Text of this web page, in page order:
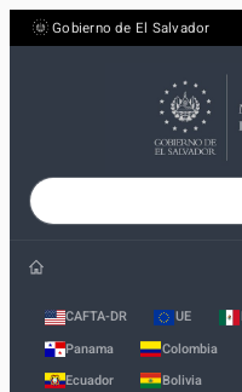
Saltar
al
Gobierno de El Salvador
Buscar
el
CAFTA-DR UE
Panama
Colombia
Ecuador
Bolivia